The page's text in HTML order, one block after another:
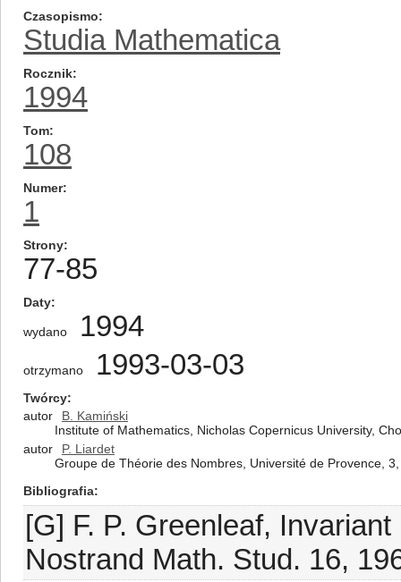
Czasopismo
Studia Mathematica
Rocznik
1994
Tom
108
Numer
1
Strony
77-85
Daty
wydano 1994
otrzymano 1993-03-03
Twórcy
autor
B. Kamiński
Institute of Mathematics, Nicholas Copernicus University,
autor
P. Liardet
Groupe de Théorie des Nombres, Université de Provence,
Bibliografia
[G] F. P. Greenleaf,
Nostrand Math. Stud. 16,